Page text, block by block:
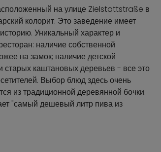
на улице Zielstattstraße в
колорит. Это заведение имеет
Уникальный характер и
наличие собственной
на замок; наличие детской
старых каштановых деревьев - все это
Выбор блюд здесь очень
из традиционной деревянной бочки.
"самый дешевый литр пива из